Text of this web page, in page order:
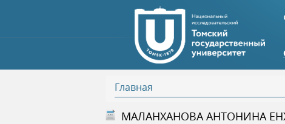
В
Главная
МАЛАНХАНОВА АНТОНИНА